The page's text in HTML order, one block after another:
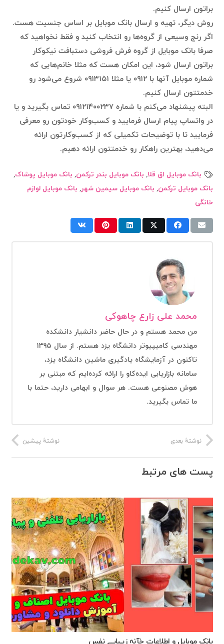
براتون ارسال کنیم.
روش دیگر، تهیه و ارسال بانک موبایل بر اساس جنسیت هست.
اگر رنج وسیعی از گروه‌ها رو انتخاب کنید و فقط نخواهید که
صرفا بانک موبایل از گروه فرش فروشی دستبافت نیکوکار
براتون ارسال شود، این امکان هست که مثلا خانم‌هایی که
شماره موبایل آنها با ۰۹۱۲ یا مثلا ۰۹۱۳۱۵۱ شروع می‌شود رو
خدمتتون ارسال کنیم.
البته پیشنهاد می‌کنم با شماره ۰۹۱۲۱۴۰۰۲۳۷ تماس بگیرید و یا
در واتساپ پیام ارسال فرمایید و کسب‌وکار خودتون رو معرفی
فرمایید تا با توضیحات تکمیلی که از کسب‌وکارتون ارائه
می‌دهید، بهترین راهکار رو خدمتتون ارائه دهیم.
بانک موبایل اق قلا, بانک موبایل بندر ترکمن, بانک موبایل پوشاک,
بانک موبایل ترکمن, بانک موبایل سیمین شهر, بانک موبایل لوازم
خانگی
محمد علی زارع چاهوکی
من محمد هستم و در حال حاضر دانشیار دانشکده
مهندسی کامیپیوتر دانشگاه یزد هستم. از سال ۱۳۹۵
تاکنون در آزمایشگاه یادگیری ماشین دانشگاه یزد،
سامانه بازاریابی ایده‌کاو را ارائه کرده‌ایم که مبتنی بر
هوش مصنوعی هست. هر سوال و ابهامی دارید، حتما با
ما تماس بگیرید.
نوشتهٔ پیشین نوشتهٔ بعدی
پست های مرتبط
بانک موبایل و اطلاعات خآنہ زیـبايـے نفس